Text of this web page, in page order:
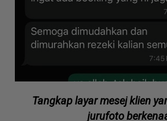
Tangkap layar mesej klien
jurufoto